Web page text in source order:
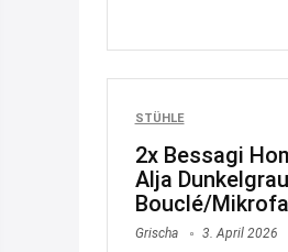
STÜHLE
2x Bessagi
Alja Dunkelgrau
Bouclé/
Grischa 3. April 2026